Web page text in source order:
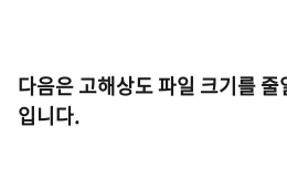
다음은 고해상도 파일 크기를
입니다.